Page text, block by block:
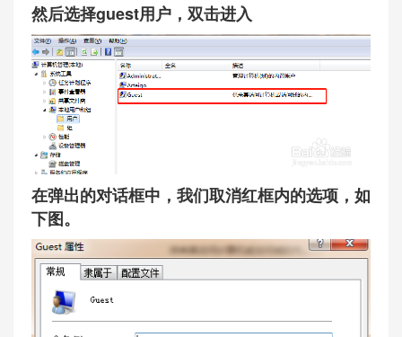
然后选择guest用户，双击进入
在弹出的对话框中，我们取消红框内的选项，如
下图。